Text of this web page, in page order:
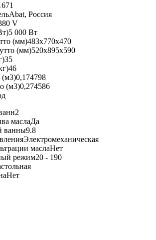
Abat, Россия
V
5 000 Вт
(мм)483x770x470
(мм)520x895x590
35
46
(м3)0,174798
(м3)0,274586
2
маслаДа
ванны9.8
Электромеханическая
маслаНет
режим20 - 190
Нет